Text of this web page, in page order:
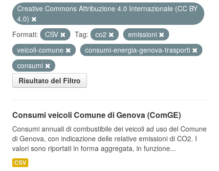
Creative Commons Attribuzione 4.0 Internazionale (CC BY
4.0)
Formati:
CSV Tag: co2
emissioni
veicoli-comune
consumi-energia-genova-trasporti
consumi
Risultato del Filtro
Consumi veicoli Comune di Genova (ComGE)
Consumi annuali di combustibile dei veicoli ad uso del Comune
di Genova, con indicazione delle relative emissioni di CO2. I
valori sono riportati in forma aggregata, in funzione...
CSV